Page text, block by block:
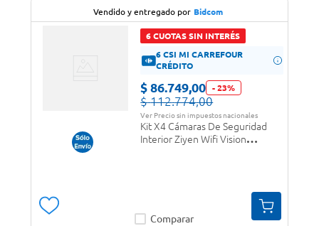
Vendido y entregado por Bidcom
6 CUOTAS SIN INTERÉS
6 CSI MI CARREFOUR
CRÉDITO
$ 86.749,00 -23%
$ 112.774,00
Ver Precio sin impuestos nacionales
Kit X4 Cámaras De Seguridad
Interior Ziyen Wifi Vision
Comparar